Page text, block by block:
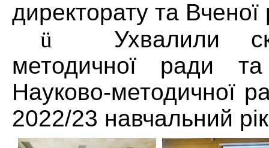
директорату та Вченої
ü Ухвалили
методичної ради
Науково-методичної
2022/23 навчальний